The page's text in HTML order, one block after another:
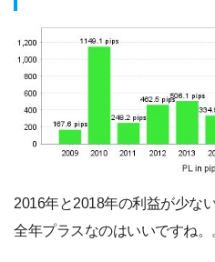
2016年と2018年の利益が少な
全年プラスなのはいいですね。